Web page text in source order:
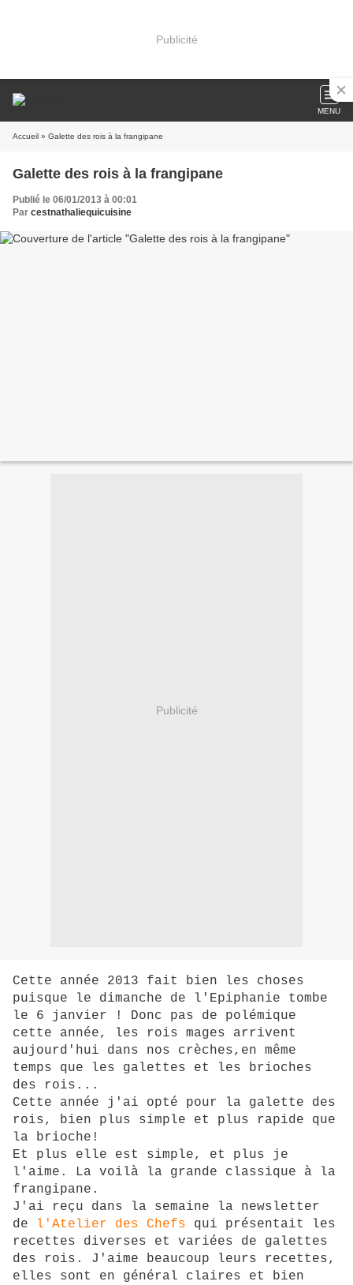
Publicité
MENU
Accueil » Galette des rois à la frangipane
Galette des rois à la frangipane
Publié le 06/01/2013 à 00:01
Par cestnathaliequicuisine
Publicité
Cette année 2013 fait bien les choses
puisque le dimanche de l'Epiphanie tombe
le 6 janvier ! Donc pas de polémique
cette année, les rois mages arrivent
aujourd'hui dans nos crèches,en même
temps que les galettes et les brioches
des rois...
Cette année j'ai opté pour la galette des
rois, bien plus simple et plus rapide que
la brioche!
Et plus elle est simple, et plus je
l'aime. La voilà la grande classique à la
frangipane.
J'ai reçu dans la semaine la newsletter
de
l'Atelier des Chefs qui présentait les
recettes diverses et variées de galettes
des rois. J'aime beaucoup leurs recettes,
elles sont en général claires et bien